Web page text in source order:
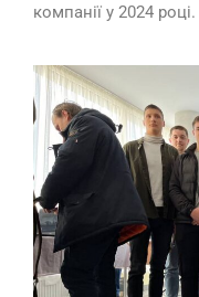
компанії у 2024 році.